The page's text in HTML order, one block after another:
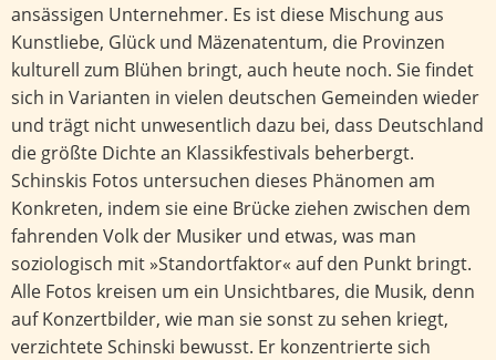
ansässigen Unternehmer. Es ist diese Mischung aus
Kunstliebe, Glück und Mäzenatentum, die Provinzen
kulturell zum Blühen bringt, auch heute noch. Sie findet
sich in Varianten in vielen deutschen Gemeinden wieder
und trägt nicht unwesentlich dazu bei, dass Deutschland
die größte Dichte an Klassikfestivals beherbergt.
Schinskis Fotos untersuchen dieses Phänomen am
Konkreten, indem sie eine Brücke ziehen zwischen dem
fahrenden Volk der Musiker und etwas, was man
soziologisch mit »Standortfaktor« auf den Punkt bringt.
Alle Fotos kreisen um ein Unsichtbares, die Musik, denn
auf Konzertbilder, wie man sie sonst zu sehen kriegt,
verzichtete Schinski bewusst. Er konzentrierte sich